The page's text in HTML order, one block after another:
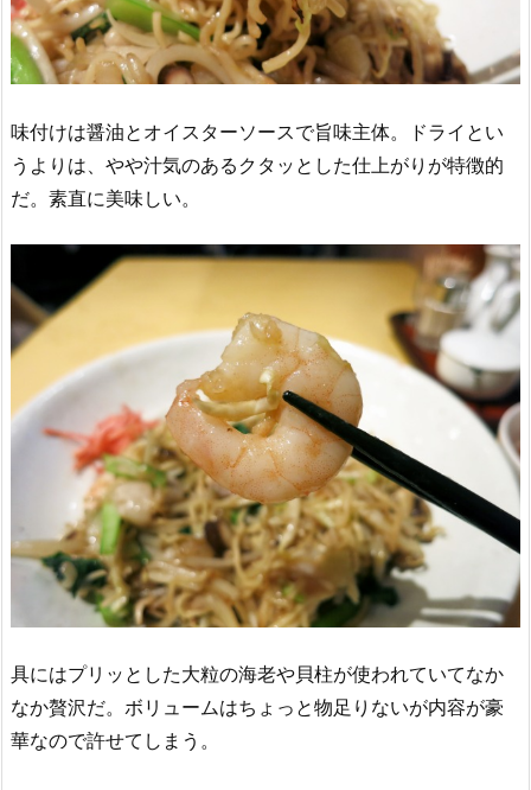
味付けは醤油とオイスターソースで旨味主体。ドライとい
うよりは、やや汁気のあるクタッとした仕上がりが特徴的
だ。素直に美味しい。
具にはプリッとした大粒の海老や貝柱が使われていてなか
なか贅沢だ。ボリュームはちょっと物足りないが内容が豪
華なので許せてしまう。